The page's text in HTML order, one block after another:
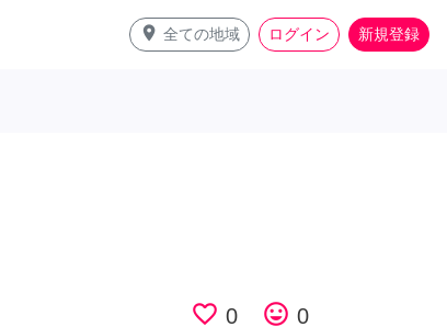
place 全ての地域 ログイン 新規登録
favorite_border 0 tag_faces 0